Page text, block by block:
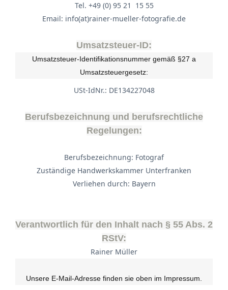
Tel. +49 (0) 95 21 15 55
Email: info(at)rainer-mueller-fotografie.de
Umsatzsteuer-ID:
Umsatzsteuer-Identifikationsnummer gemäß §27 a
Umsatzsteuergesetz:
USt-IdNr.: DE134227048
Berufsbezeichnung und berufsrechtliche
Regelungen:
Berufsbezeichnung: Fotograf
Zuständige Handwerkskammer Unterfranken
Verliehen durch: Bayern
Verantwortlich für den Inhalt nach § 55 Abs. 2
RStV:
Rainer Müller
Unsere E-Mail-Adresse finden sie oben im Impressum.